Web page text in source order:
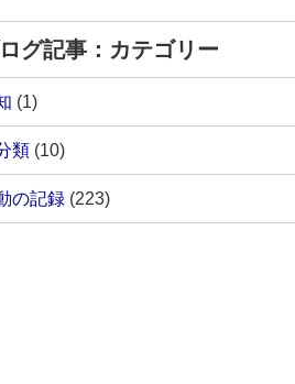
グ記事：カテゴリー
(1)
類 (10)
の記録 (223)